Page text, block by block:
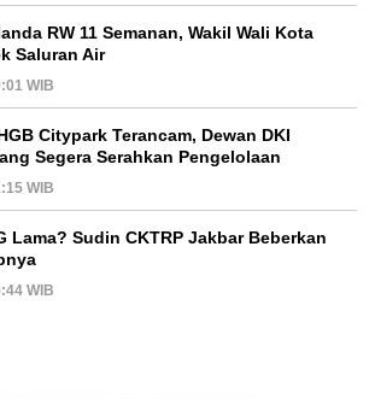
RW 11 Semanan, Wakil Wali Kota
Saluran Air
WIB
Citypark Terancam, Dewan DKI
Segera Serahkan Pengelolaan
WIB
Lama? Sudin CKTRP Jakbar Beberkan
WIB